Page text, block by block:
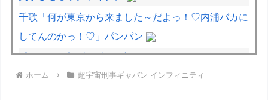
千歌「何が東京から来ました～だよっ！♡内浦バカに
してんのかっ！♡」パンパン
【デレマス】 渋谷凛「プロデューサーは何派？」
彼女「妊娠したかも…婦人科着いてきて」ワイ「分か
ホーム 超宇宙刑事ギャバン インフィニティ